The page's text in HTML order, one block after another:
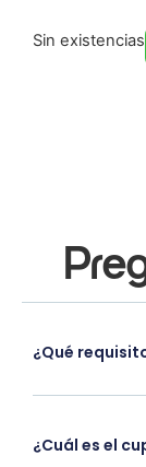
Sin existencias
¿Qué
¿Cuál es el